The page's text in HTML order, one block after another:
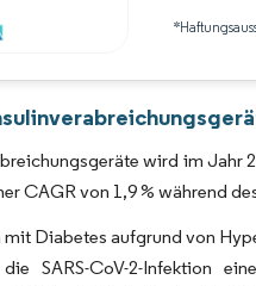
wird im Jahr
CAGR von 1,9 % während
Diabetes aufgrund von
SARS-CoV-2-Infektion